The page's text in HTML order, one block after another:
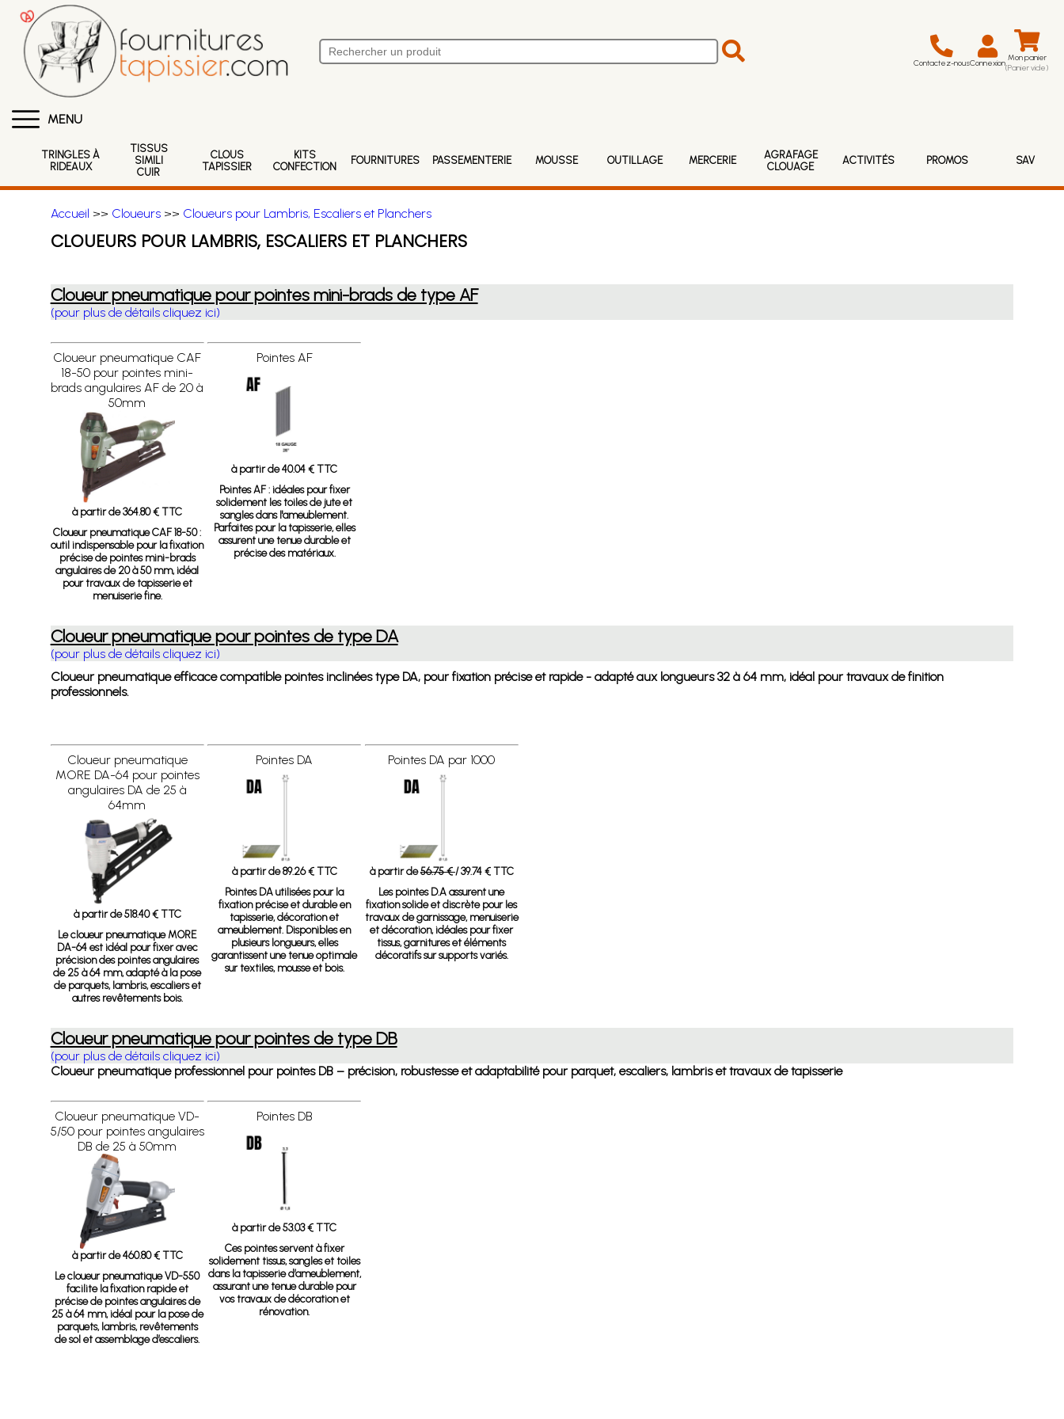
Contactez-nousConnexion Mon panier
(Panier vide)
MENU
TRINGLES À
RIDEAUX
TISSUS
SIMILI
CUIR
CLOUS
TAPISSIER
KITS
CONFECTION
FOURNITURES PASSEMENTERIE MOUSSE OUTILLAGE MERCERIE
AGRAFAGE
CLOUAGE
ACTIVITÉS PROMOS SAV
Accueil >> Cloueurs>> Cloueurs pour Lambris, Escaliers et Planchers
CLOUEURS POUR LAMBRIS, ESCALIERS ET PLANCHERS
Cloueur pneumatique pour pointes mini-brads de type AF
(pour plus de détails cliquez ici)
Cloueur pneumatique CAF
18-50 pour pointes mini-
brads angulaires AF de 20 à
50mm
à partir de 364.80 € TTC
Cloueur pneumatique CAF 18-50:
outil indispensable pour la fixation
précise de pointes mini-brads
angulaires de 20 à 50 mm, idéal
pour travaux de tapisserie et
menuiserie fine.
Pointes AF
à partir de 40.04 € TTC
Pointes AF: idéales pour fixer
solidement les toiles de jute et
sangles dans l'ameublement.
Parfaites pour la tapisserie, elles
assurent une tenue durable et
précise des matériaux.
Cloueur pneumatique pour pointes de type DA
(pour plus de détails cliquez ici)
Cloueur pneumatique efficace compatible pointes inclinées type DA, pour fixation précise et rapide - adapté aux longueurs 32 à 64 mm, idéal pour travaux de finition
professionnels.
Cloueur pneumatique
MORE DA-64 pour pointes
angulaires DA de 25 à
64mm
à partir de 518.40 € TTC
Le cloueur pneumatique MORE
DA-64 est idéal pour fixer avec
précision des pointes angulaires
de 25 à 64 mm, adapté à la pose
de parquets, lambris, escaliers et
autres revêtements bois.
Pointes DA
à partir de 89.26 € TTC
Pointes DAutilisées pour la
fixation précise et durable en
tapisserie, décoration et
ameublement. Disponibles en
plusieurs longueurs, elles
garantissent une tenue optimale
sur textiles, mousse et bois.
Pointes DA par 1000
à partir de56.75 €/ 39.74 € TTC
Les pointes D.A assurent une
fixation solide et discrète pour les
travaux de garnissage, menuiserie
et décoration, idéales pour fixer
tissus, garnitures et éléments
décoratifs sur supports variés.
Cloueur pneumatique pour pointes de type DB
(pour plus de détails cliquez ici)
Cloueur pneumatique professionnel pour pointes DB – précision, robustesse et adaptabilité pour parquet, escaliers, lambris et travaux de tapisserie
Cloueur pneumatique VD-
5/50 pour pointes angulaires
DB de 25 à 50mm
à partir de 460.80 € TTC
Le cloueur pneumatique VD-550
facilite la fixation rapide et
précise de pointes angulaires de
25 à 64 mm, idéal pour la pose de
parquets, lambris, revêtements
de sol et assemblage d’escaliers.
Pointes DB
à partir de 53.03 € TTC
Ces pointes servent à fixer
solidement tissus, sangles et toiles
dans la tapisserie d’ameublement,
assurant une tenue durable pour
vos travaux de décoration et
rénovation.